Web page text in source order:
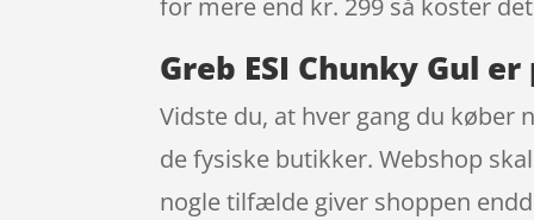
for mere end kr. 299 så koster
Greb ESI Chunky Gul
Vidste du, at hver gang du køber
de fysiske butikker. Webshop
nogle tilfælde giver shoppen